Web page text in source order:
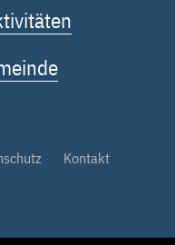
Kontakt